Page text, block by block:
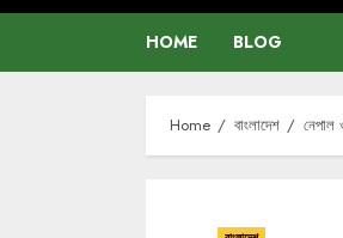
HOME BLOG
Home বাংলাদেশ নেপাল